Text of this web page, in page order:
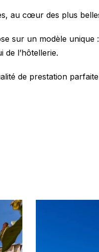
au cœur des plus
sur un modèle unique
l’hôtellerie.
de prestation